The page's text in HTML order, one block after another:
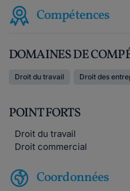
Compétences
DOMAINES DE
Droit du travail Droit des
POINT FORTS
Droit du travail
Droit commercial
Coordonnées